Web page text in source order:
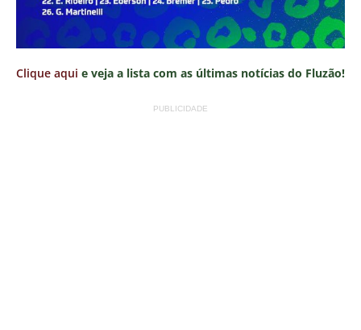
Clique aqui e veja a lista com as últimas notícias do Fluzão!
PUBLICIDADE